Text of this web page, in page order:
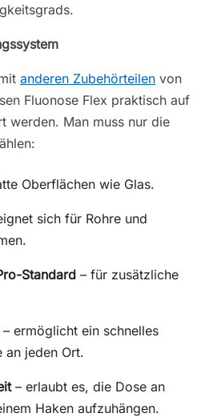
anderen Zubehörteilen von
Fluonose Flex praktisch auf
werden. Man muss nur die
Oberflächen wie Glas.
sich für Rohre und
Standard – für zusätzliche
– ermöglicht ein schnelles
an jeden Ort.
– erlaubt es, die Dose an
Haken aufzuhängen.